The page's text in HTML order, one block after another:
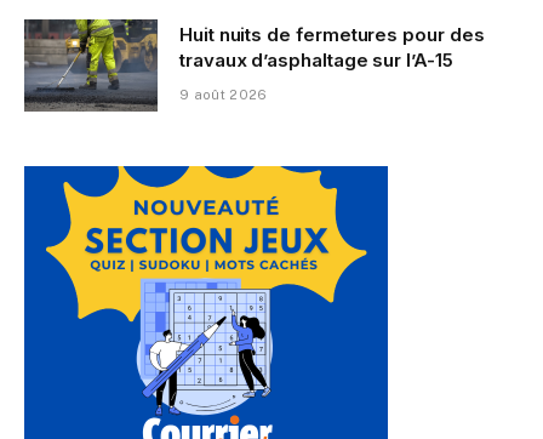
Huit nuits de fermetures pour des
travaux d’asphaltage sur l’A-15
9 août 2026